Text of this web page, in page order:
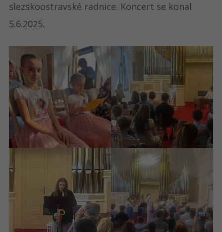
slezskoostravské radnice. Koncert se konal
5.6.2025.